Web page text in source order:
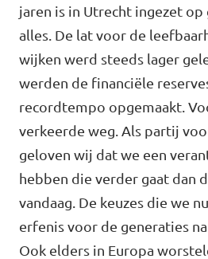
Volt Zeist
Volt Nederland
Volt Nederland
Regio's
Volt Amersfoort
Volt Baarn
Volt De Bilt
Volt Houten
Volt Soest
Volt Utrecht stad
jaren is in Utrecht ingezet op
alles. De lat voor de
wijken werd steeds lager
werden de financiële
recordtempo opgemaakt.
verkeerde weg. Als partij
geloven wij dat we een
hebben die verder gaat dan
vandaag. De keuzes die we
erfenis voor de generaties
Ook elders in Europa